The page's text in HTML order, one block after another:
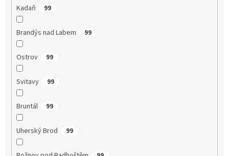
Kadaň 99
Brandýs nad Labem 99
Ostrov 99
Svitavy 99
Bruntál 99
Uherský Brod 99